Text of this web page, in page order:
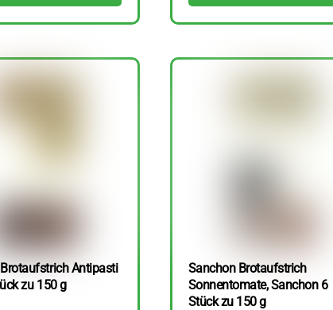
Antipasti
zu 150 g
Sanchon Brotaufstrich
Sonnentomate, Sanchon 6
Stück zu 150 g